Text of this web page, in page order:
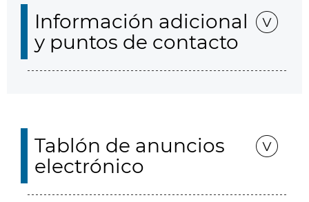
Información adicional
y puntos de contacto
Tablón de anuncios
electrónico